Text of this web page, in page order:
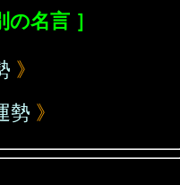
の名言 ］
》
勢 》